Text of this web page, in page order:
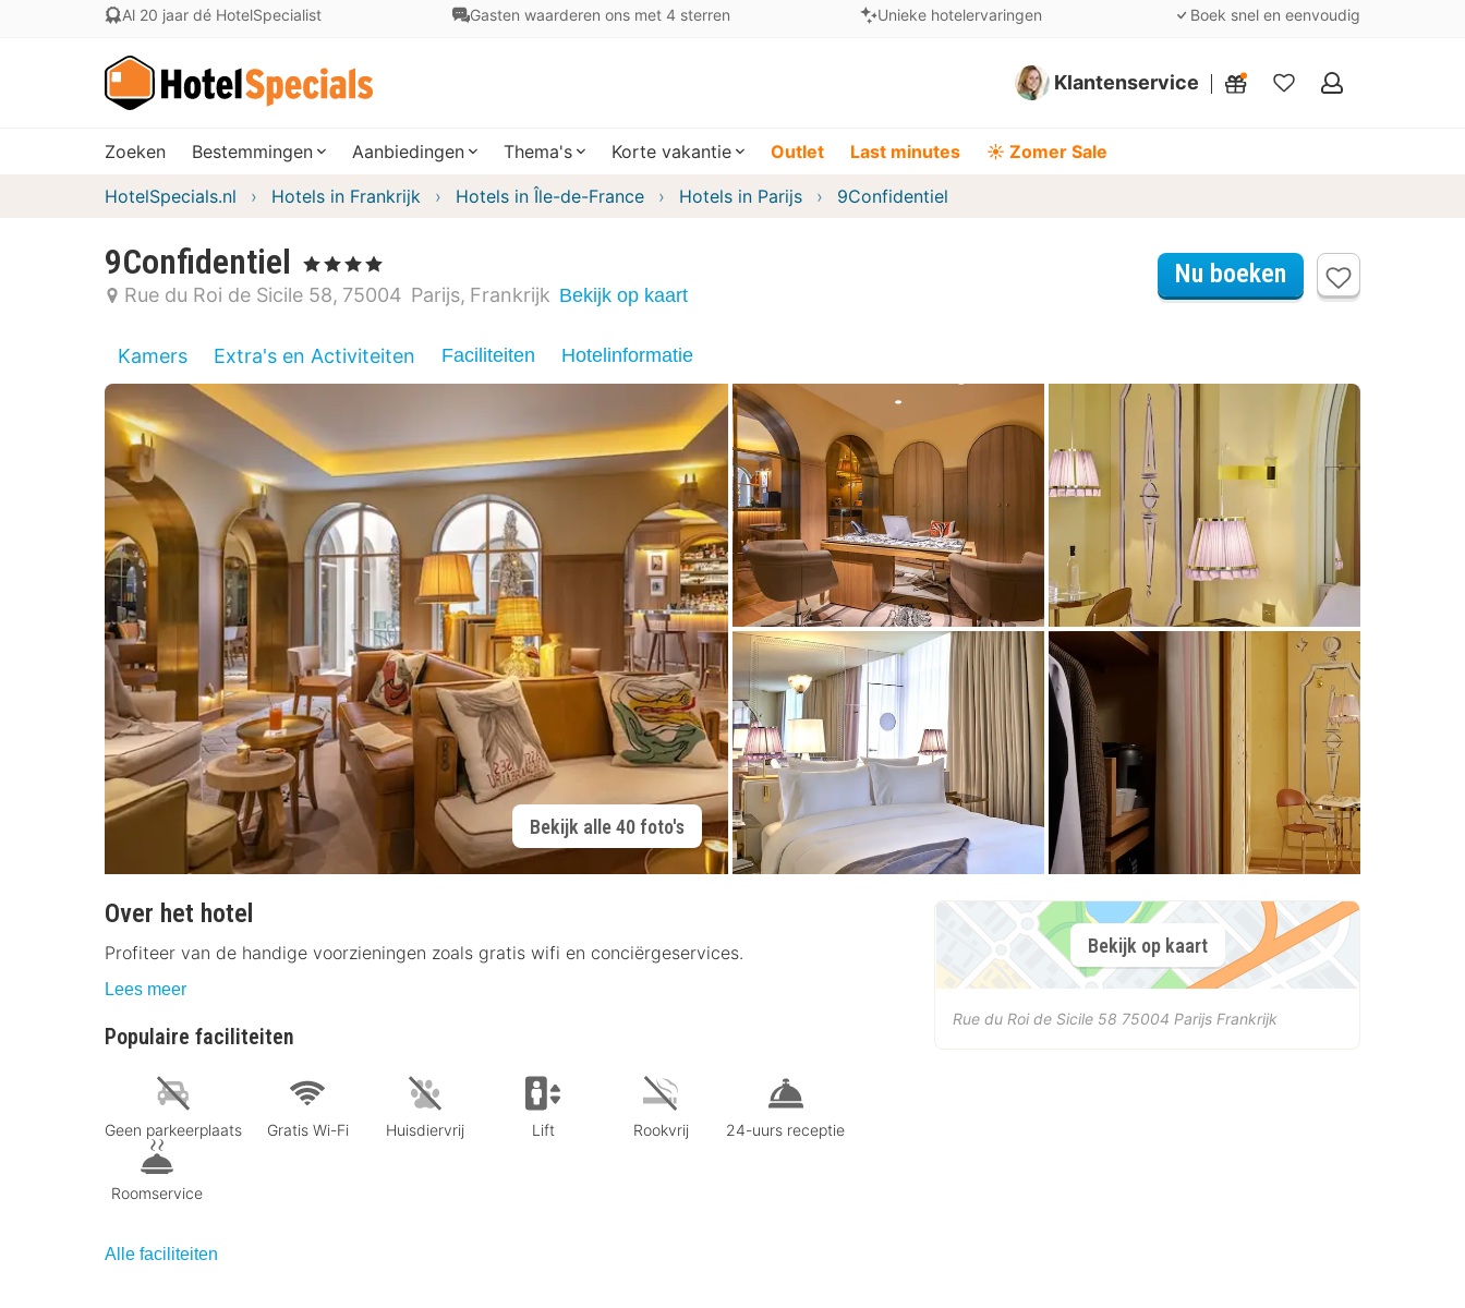
Al 20 jaar dé HotelSpecialist Gasten waarderen ons met 4 sterren Unieke hotelervaringen Boek snel en eenvoudig
Klantenservice
Mijn
Zoeken Bestemmingen Aanbiedingen Thema's Korte vakantie Outlet Last minutes ☀️ Zomer Sale
HotelSpecials.nl Hotels in Frankrijk Hotels in Île-de-France Hotels in Parijs 9Confidentiel
9Confidentiel , 4 Sterren
Rue du Roi de Sicile 58 75004 Parijs Frankrijk Bekijk op kaart
Nu boeken
Kamers Extra's en Activiteiten Faciliteiten Hotelinformatie
Bekijk alle 40 foto's
Over het hotel
Profiteer van de handige voorzieningen zoals gratis wifi en conciërgeservices.
Lees meer
Populaire faciliteiten
Geen parkeerplaats Gratis Wi-Fi Huisdiervrij Lift Rookvrij 24-uurs receptie
Roomservice
Alle faciliteiten
Bekijk op kaart
Rue du Roi de Sicile 58 75004 Parijs Frankrijk